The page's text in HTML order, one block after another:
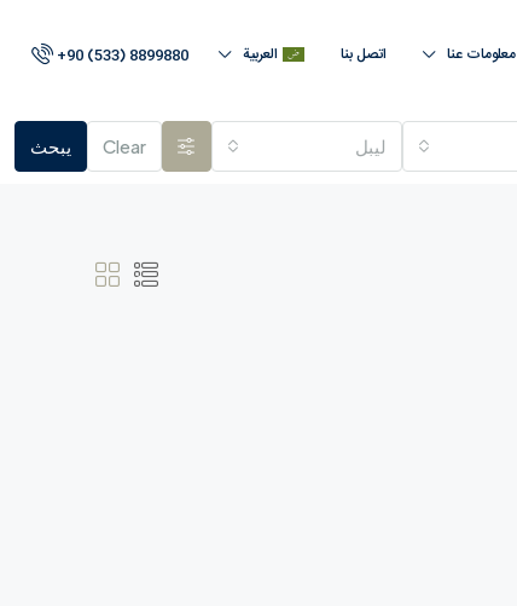
معلومات عنا اتصل بنا العربية +90 (533) 8899880
لیبل Clear يبحث